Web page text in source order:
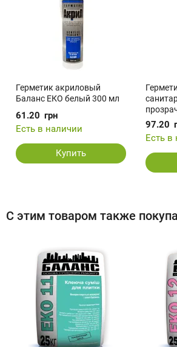
Герметик акриловый
Баланс ЕКО белый 300 мл
61.20 грн
Есть в наличии
Купить
97.20
Есть в
С этим товаром также